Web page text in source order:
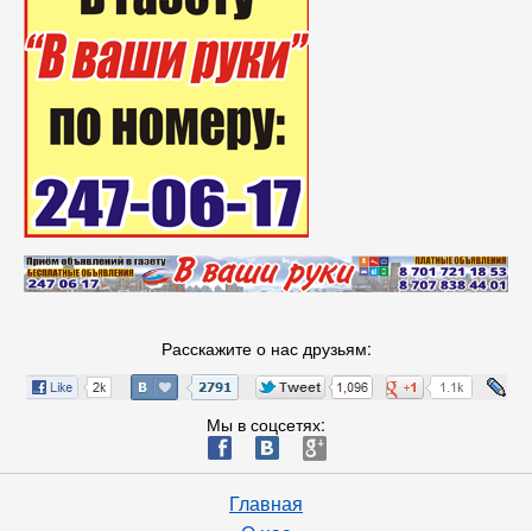
Расскажите о нас друзьям:
Мы в соцсетях:
ä æ è
Главная